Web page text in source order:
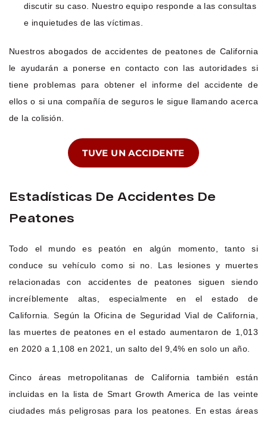
discutir su caso. Nuestro equipo responde a las consultas
e inquietudes de las víctimas.
Nuestros abogados de accidentes de peatones de California
le ayudarán a ponerse en contacto con las autoridades si
tiene problemas para obtener el informe del accidente de
ellos o si una compañía de seguros le sigue llamando acerca
de la colisión.
TUVE UN ACCIDENTE
Estadísticas De Accidentes De
Peatones
Todo el mundo es peatón en algún momento, tanto si
conduce su vehículo como si no. Las lesiones y muertes
relacionadas con accidentes de peatones siguen siendo
increíblemente altas, especialmente en el estado de
California. Según la Oficina de Seguridad Vial de California,
las muertes de peatones en el estado aumentaron de 1,013
en 2020 a 1,108 en 2021, un salto del 9,4% en solo un año.
Cinco áreas metropolitanas de California también están
incluidas en la lista de Smart Growth America de las veinte
ciudades más peligrosas para los peatones. En estas áreas